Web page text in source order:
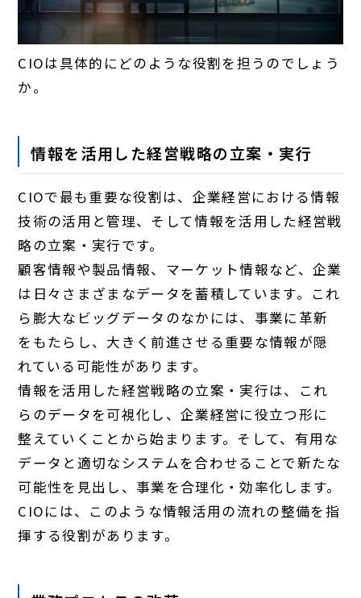
CIOは具体的にどのような役割を担うのでしょう
か。
情報を活用した経営戦略の立案・実行
CIOで最も重要な役割は、企業経営における情報
技術の活用と管理、そして情報を活用した経営戦
略の立案・実行です。
顧客情報や製品情報、マーケット情報など、企業
は日々さまざまなデータを蓄積しています。これ
ら膨大なビッグデータのなかには、事業に革新
をもたらし、大きく前進させる重要な情報が隠
れている可能性があります。
情報を活用した経営戦略の立案・実行は、これ
らのデータを可視化し、企業経営に役立つ形に
整えていくことから始まります。そして、有用な
データと適切なシステムを合わせることで新たな
可能性を見出し、事業を合理化・効率化します。
CIOには、このような情報活用の流れの整備を指
揮する役割があります。